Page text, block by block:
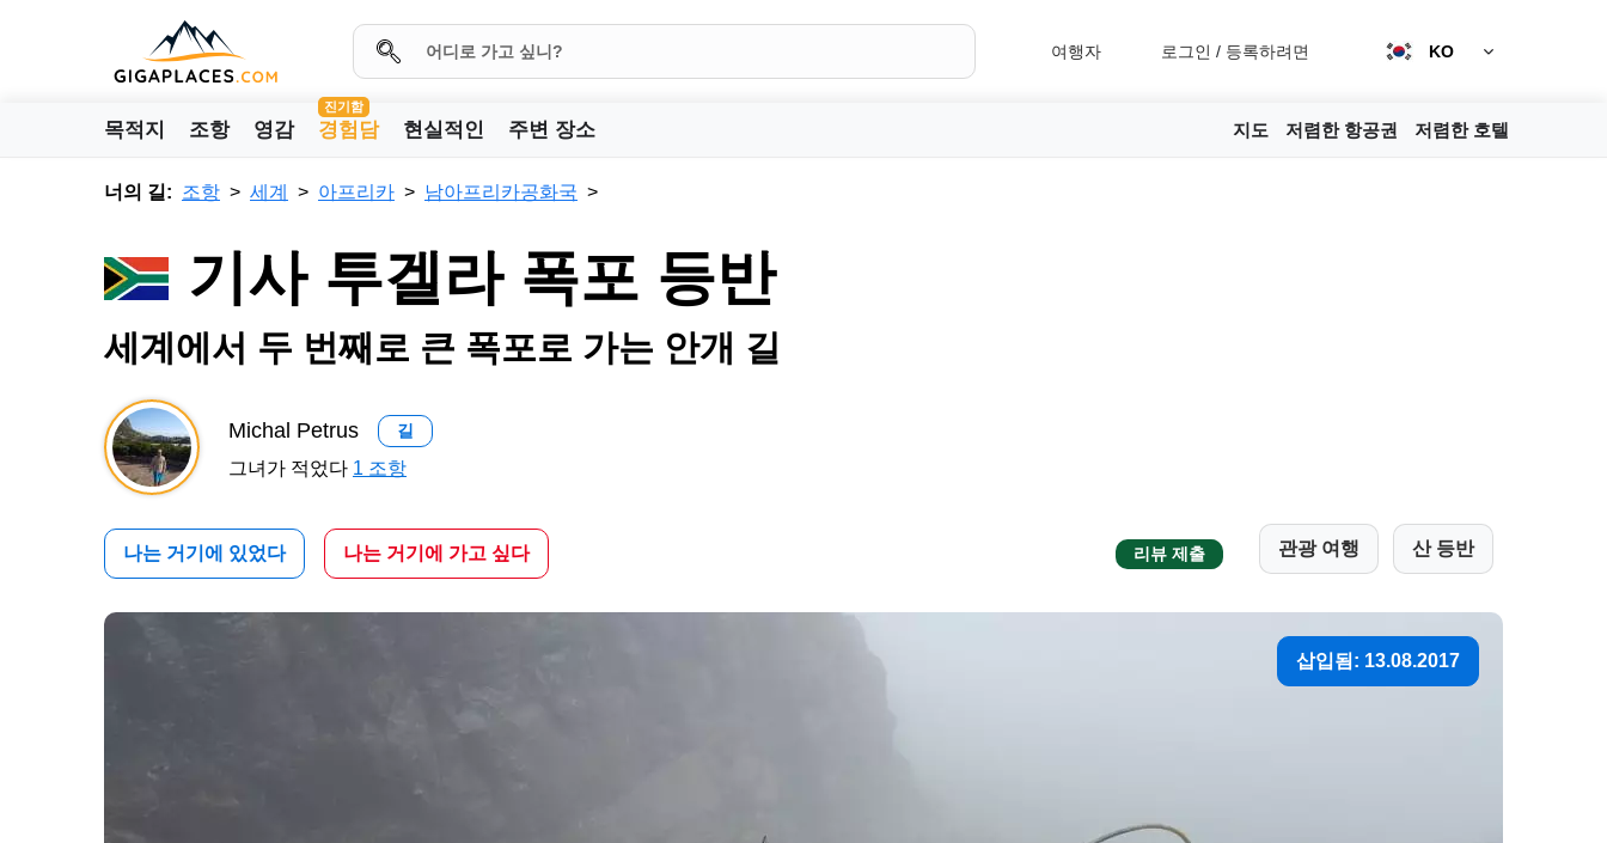
여행자 로그인 / 등록하려면 KO
목적지 조항 영감
진기함
경험담 현실적인 주변 장소 지도 저렴한 항공권 저렴한 호텔
너의 길: 조항 세계 아프리카 남아프리카공화국
기사 투겔라 폭포 등반
세계에서 두 번째로 큰 폭포로 가는 안개 길
Michal Petrus 길
그녀가 적었다 1 조항
나는 거기에 있었다 나는 거기에 가고 싶다 리뷰 제출 관광 여행 산 등반
삽입됨: 13.08.2017